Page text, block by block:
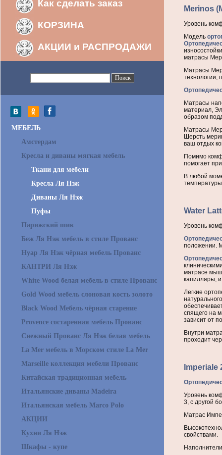
Как сделать заказ
КОРЗИНА
АКЦИИ и РАСПРОДАЖИ
МЕБЕЛЬ
Амстердам
Кресла и диваны мягкая мебель
Ткани для мебели
Кресла Ля Нэж
Диваны Ля Нэж
Пуфы
Парижский шик
Беж Ля Нэж мебель в стиле Прованс
Нуар Ля Нэж чёрная мебель Прованс
КАНТРИ Ля Нэж
White Wood белая мебель в стиле Прованс
Gold Wood мебель слоновая кость золото
Black Wood Мебель чёрная старение
Provence состаренная мебель Прованс
Снежный Прованс Ля Нэж белая мебель
La Mer мебель в Морском стиле La Mer
Marseille коллекция мебели Прованс
Китайская традиционная мебель
Итальянские диваны Madeira
Итальянская мебель Marco Polo
АКЦИИ
Кухни Ля Нэж
Шкафы - купе
Merinos
Уровень
Модель
матрасы
Матрасы
технологии,
Матрасы
материал,
образом
Матрасы
Шерсть
ваш отдых
Помимо
помогает
В любой
Water
Уровень
положении.
матрасе
капилляры, и
Легкие
спящего на
зависит от
Внутри
проходит
Уровень
3, с другой
Матрас
свойствами.